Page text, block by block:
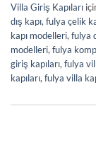
Villa Giriş Kapıları
dış kapı, fulya çelik
kapı modelleri, fulya
modelleri, fulya
giriş kapıları, fulya
kapıları, fulya villa